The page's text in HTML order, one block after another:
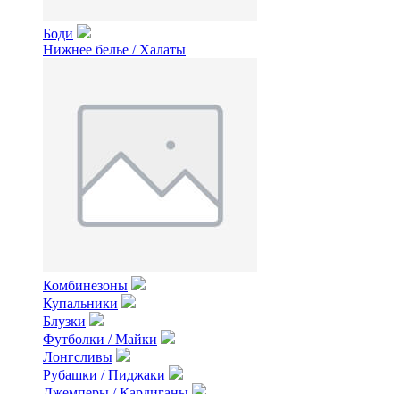
Боди
Нижнее белье / Халаты
Комбинезоны
Купальники
Блузки
Футболки / Майки
Лонгсливы
Рубашки / Пиджаки